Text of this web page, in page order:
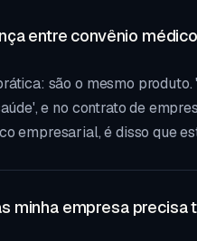
entre convênio
são o mesmo
e no contrato de
empresarial, é disso que
minha empresa precisa